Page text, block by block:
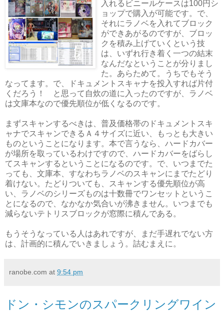
入れるビニールケースは100円シ
ョップで購入が可能です。で、
それにラノベを入れてブロック
ができあがるのですが、ブロッ
クを積み上げていくという技
は、いずれ行き着く一つの結末
なんだなということが分りまし
た。あらためて。うちでもそう
なってます。で、ドキュメントスキャナを投入すれば片付
くだろう！ と思って自炊の道に入ったのですが、ラノベ
は文庫本なので優先順位が低くなるのです。
まずスキャンするべきは、普及価格帯のドキュメントスキ
ャナでスキャンできるＡ４サイズに近い、もっとも大きい
ものということになります。本で言うなら、ハードカバー
が場所を取っているわけですので、ハードカバーをばらし
てスキャンするということになるのです。で、いつまでた
っても、文庫本、すなわちラノベのスキャンにまでたどり
着けない。たどりついても、スキャンする優先順位が高
い、ラノベのシリーズものは十数冊でワンセットというこ
とになるので、なかなか気合いが沸きません。いつまでも
減らないテトリスブロックが窓際に積んである。
もうそうなっている人はあれですが、まだ手遅れでない方
は、計画的に積んでいきましょう。詰むまえに。
ranobe.com at 9:54 pm
ドン・シモンのスパークリングワイン